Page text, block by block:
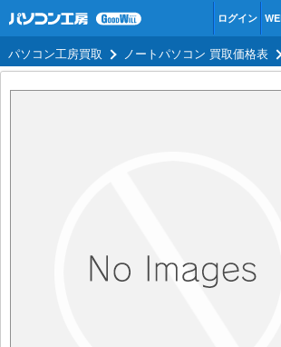
ログイン
パソコン工房買取 ノートパソコン 買取価格表